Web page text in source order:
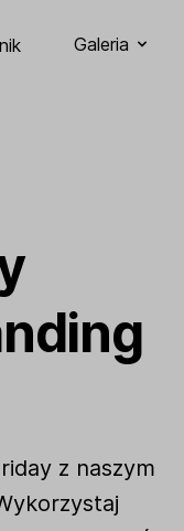
Galeria
z naszym